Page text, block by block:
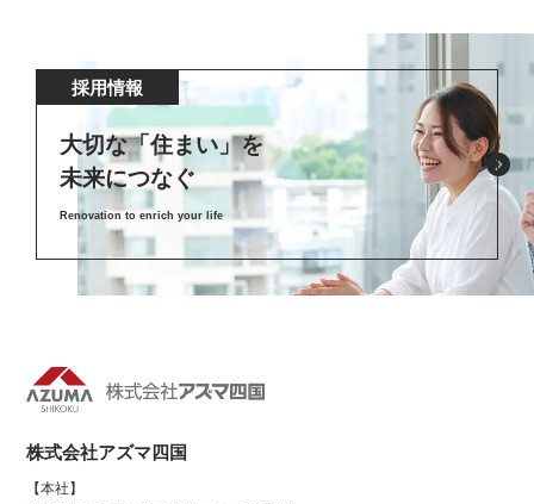
採用情報
大切な「住まい」を
未来につなぐ
Renovation to enrich your life
株式会社アズマ四国
【本社】